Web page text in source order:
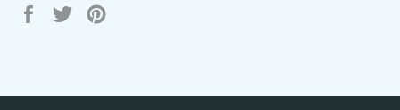
Auf
Facebook
Auf
Twitter